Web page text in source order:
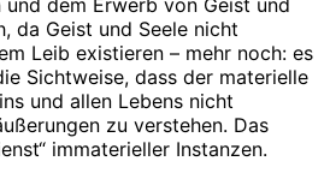
dem Erwerb von Geist und
da Geist und Seele nicht
Leib existieren – mehr noch: es
Sichtweise, dass der materielle
und allen Lebens nicht
zu verstehen. Das
immaterieller Instanzen.